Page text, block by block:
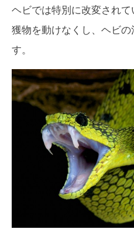
ヘビでは特別に改変されて
獲物を動けなくし、ヘビ
す。